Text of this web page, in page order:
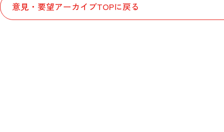
意見・要望アーカイブTOPに戻る